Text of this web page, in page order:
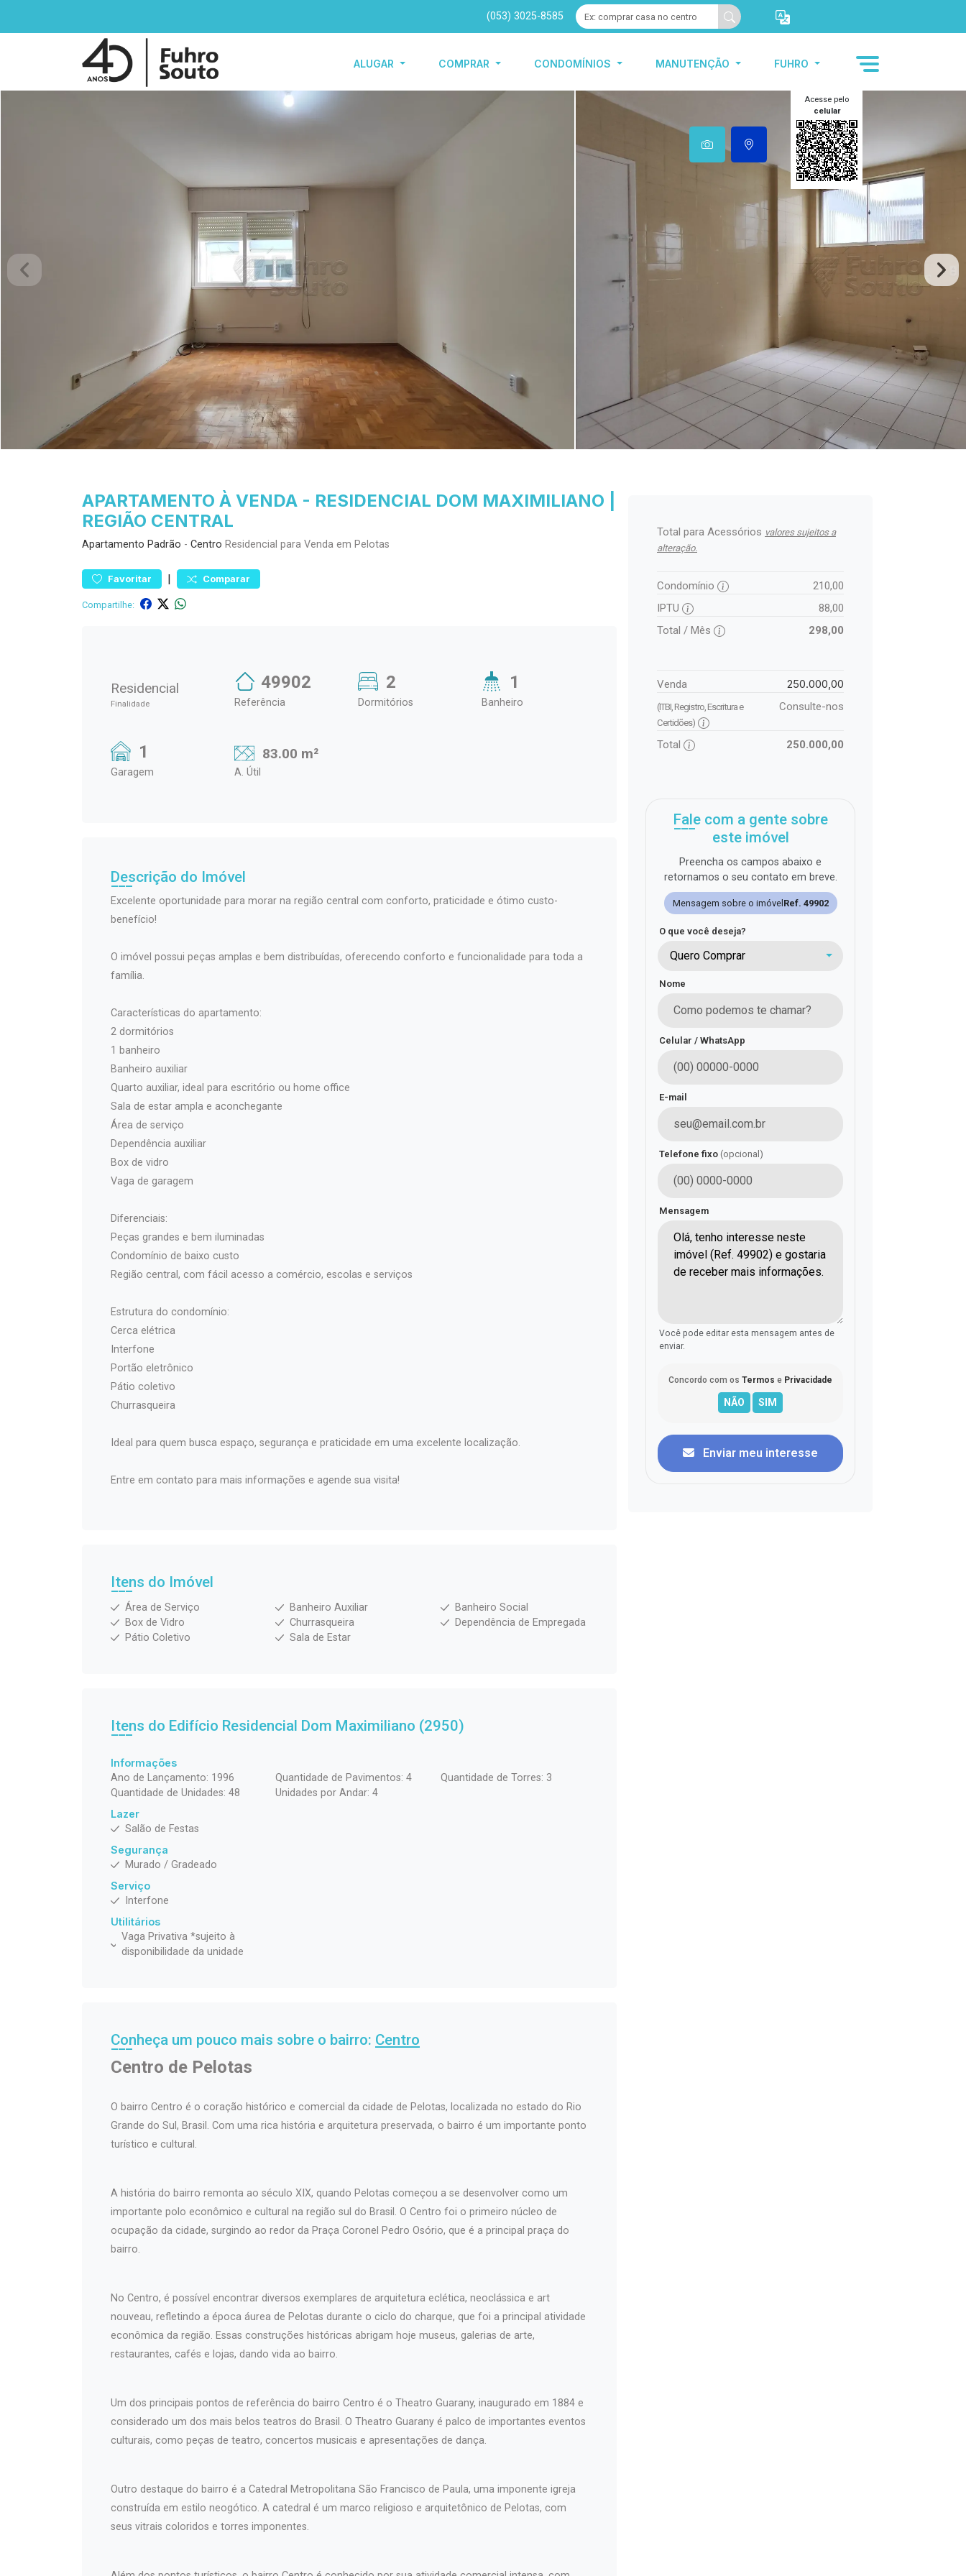
(053) 3025-8585
ALUGAR COMPRAR CONDOMÍNIOS MANUTENÇÃO FUHRO
Acesse pelo
celular
APARTAMENTO À VENDA - RESIDENCIAL DOM MAXIMILIANO |
REGIÃO CENTRAL
Apartamento Padrão - Centro Residencial para Venda em Pelotas
Favoritar | Comparar
Compartilhe:
Residencial
Finalidade
49902
Referência
2
Dormitórios
1
Banheiro
1
Garagem
83.00 m²
A. Útil
Descrição do Imóvel
Excelente oportunidade para morar na região central com conforto, praticidade e ótimo custo-
benefício!
O imóvel possui peças amplas e bem distribuídas, oferecendo conforto e funcionalidade para toda a
família.
Características do apartamento:
2 dormitórios
1 banheiro
Banheiro auxiliar
Quarto auxiliar, ideal para escritório ou home office
Sala de estar ampla e aconchegante
Área de serviço
Dependência auxiliar
Box de vidro
Vaga de garagem
Diferenciais:
Peças grandes e bem iluminadas
Condomínio de baixo custo
Região central, com fácil acesso a comércio, escolas e serviços
Estrutura do condomínio:
Cerca elétrica
Interfone
Portão eletrônico
Pátio coletivo
Churrasqueira
Ideal para quem busca espaço, segurança e praticidade em uma excelente localização.
Entre em contato para mais informações e agende sua visita!
Itens do Imóvel
Área de Serviço Banheiro Auxiliar
Banheiro Social
Box de Vidro
Churrasqueira
Dependência de Empregada
Pátio Coletivo
Sala de Estar
Itens do Edifício Residencial Dom Maximiliano (2950)
Informações
Ano de Lançamento: 1996
Quantidade de Pavimentos: 4
Quantidade de Torres: 3
Quantidade de Unidades: 48
Unidades por Andar: 4
Lazer
Salão de Festas
Segurança
Murado / Gradeado
Serviço
Interfone
Utilitários
Vaga Privativa *sujeito à
disponibilidade da unidade
Conheça um pouco mais sobre o bairro: Centro
Centro de Pelotas
O bairro Centro é o coração histórico e comercial da cidade de Pelotas, localizada no estado do Rio
Grande do Sul, Brasil. Com uma rica história e arquitetura preservada, o bairro é um importante ponto
turístico e cultural.
A história do bairro remonta ao século XIX, quando Pelotas começou a se desenvolver como um
importante polo econômico e cultural na região sul do Brasil. O Centro foi o primeiro núcleo de
ocupação da cidade, surgindo ao redor da Praça Coronel Pedro Osório, que é a principal praça do
bairro.
No Centro, é possível encontrar diversos exemplares de arquitetura eclética, neoclássica e art
nouveau, refletindo a época áurea de Pelotas durante o ciclo do charque, que foi a principal atividade
econômica da região. Essas construções históricas abrigam hoje museus, galerias de arte,
restaurantes, cafés e lojas, dando vida ao bairro.
Um dos principais pontos de referência do bairro Centro é o Theatro Guarany, inaugurado em 1884 e
considerado um dos mais belos teatros do Brasil. O Theatro Guarany é palco de importantes eventos
culturais, como peças de teatro, concertos musicais e apresentações de dança.
Outro destaque do bairro é a Catedral Metropolitana São Francisco de Paula, uma imponente igreja
construída em estilo neogótico. A catedral é um marco religioso e arquitetônico de Pelotas, com
seus vitrais coloridos e torres imponentes.
Total para Acessórios valores sujeitos a
alteração.
Condomínio
210,00
IPTU
88,00
Total / Mês
298,00
Venda 250.000,00
(ITBI, Registro, Escritura e
Certidões)
Consulte-nos
Total 250.000,00
Fale com a gente sobre
este imóvel
Preencha os campos abaixo e
retornamos o seu contato em breve.
Mensagem sobre o imóvel Ref. 49902
O que você deseja?
Quero Comprar
Nome
Celular / WhatsApp
E-mail
Telefone fixo (opcional)
Mensagem
Você pode editar esta mensagem antes de
enviar.
Concordo com os Termos e Privacidade
Enviar meu interesse